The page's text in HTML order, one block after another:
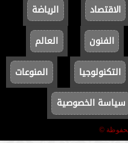
الاقتصاد
الرياضة
الفنون
العالم
التكنولوجيا
المنوعات
سياسة الخصوصية
©